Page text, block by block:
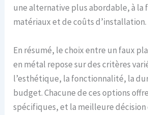
une alternative plus abordable, à la
matériaux et de coûts d’installation.
En résumé, le choix entre un faux
en métal repose sur des critères
l’esthétique, la fonctionnalité, la
budget. Chacune de ces options
spécifiques, et la meilleure décision